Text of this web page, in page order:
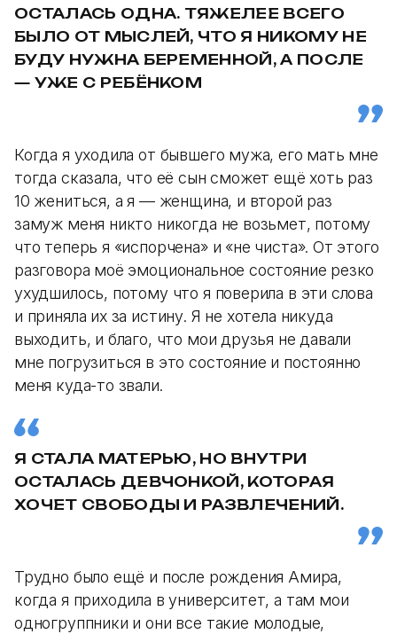
ОСТАЛАСЬ ОДНА. ТЯЖЕЛЕЕ ВСЕГО
БЫЛО ОТ МЫСЛЕЙ, ЧТО Я НИКОМУ НЕ
БУДУ НУЖНА БЕРЕМЕННОЙ, А ПОСЛЕ
— УЖЕ С РЕБЁНКОМ
Когда я уходила от бывшего мужа, его мать мне
тогда сказала, что её сын сможет ещё хоть раз
10 жениться, а я — женщина, и второй раз
замуж меня никто никогда не возьмет, потому
что теперь я «испорчена» и «не чиста». От этого
разговора моё эмоциональное состояние резко
ухудшилось, потому что я поверила в эти слова
и приняла их за истину. Я не хотела никуда
выходить, и благо, что мои друзья не давали
мне погрузиться в это состояние и постоянно
меня куда-то звали.
Я СТАЛА МАТЕРЬЮ, НО ВНУТРИ
ОСТАЛАСЬ ДЕВЧОНКОЙ, КОТОРАЯ
ХОЧЕТ СВОБОДЫ И РАЗВЛЕЧЕНИЙ.
Трудно было ещё и после рождения Амира,
когда я приходила в университет, а там мои
одногруппники и они все такие молодые,